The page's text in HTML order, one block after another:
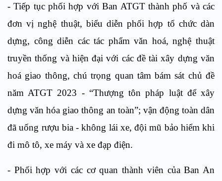
- Tiếp tục phối hợp với Ban ATGT thành phố và các
đơn vị nghệ thuật, biểu diễn phối hợp tổ chức dàn
dựng, công diễn các tác phẩm văn hoá, nghệ thuật
truyền thống và hiện đại với các đề tài xây dựng văn
hoá giao thông, chú trọng quan tâm bám sát chủ đề
năm ATGT 2023 - “Thượng tôn pháp luật để xây
dựng văn hóa giao thông an toàn”; vận động toàn dân
đã uống rượu bia - không lái xe, đội mũ bảo hiểm khi
đi mô tô, xe máy và xe đạp điện.
- Phối hợp với các cơ quan thành viên của Ban An